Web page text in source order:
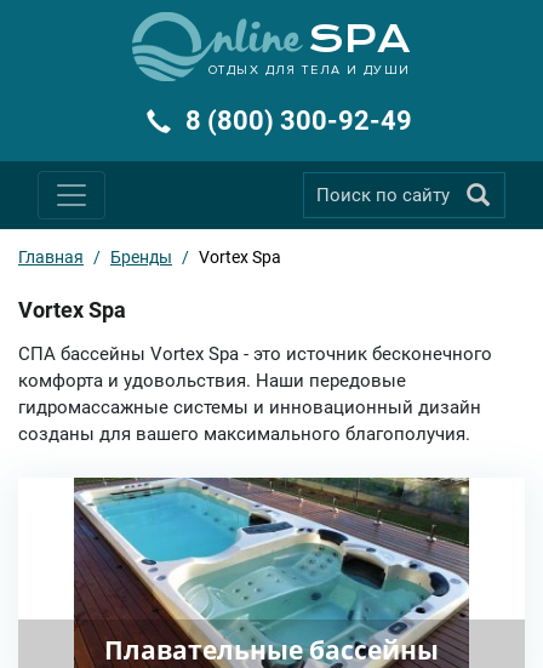
ОТДЫХ ДЛЯ ТЕЛА И ДУШИ
8 (800) 300-92-49
Главная / Бренды / Vortex Spa
Vortex Spa
СПА бассейны Vortex Spa - это источник бесконечного
комфорта и удовольствия. Наши передовые
гидромассажные системы и инновационный дизайн
созданы для вашего максимального благополучия.
Плавательные бассейны